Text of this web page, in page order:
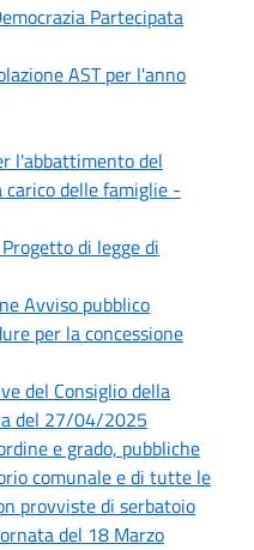
Partecipata
AST per l'anno
l'abbattimento del
delle famiglie -
di legge di
Avviso pubblico
per la concessione
del Consiglio della
del 27/04/2025
e grado, pubbliche
comunale e di tutte le
provviste di serbatoio
del 18 Marzo